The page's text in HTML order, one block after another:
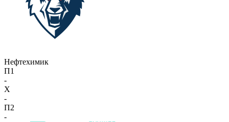
Нефтехимик
П1
-
X
-
П2
-